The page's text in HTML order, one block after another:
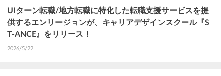
UIターン転職/地方転職に特化した転職支援サービスを提
供するエンリージョンが、キャリアデザインスクール『S
T-ANCE』をリリース！
2026/5/22